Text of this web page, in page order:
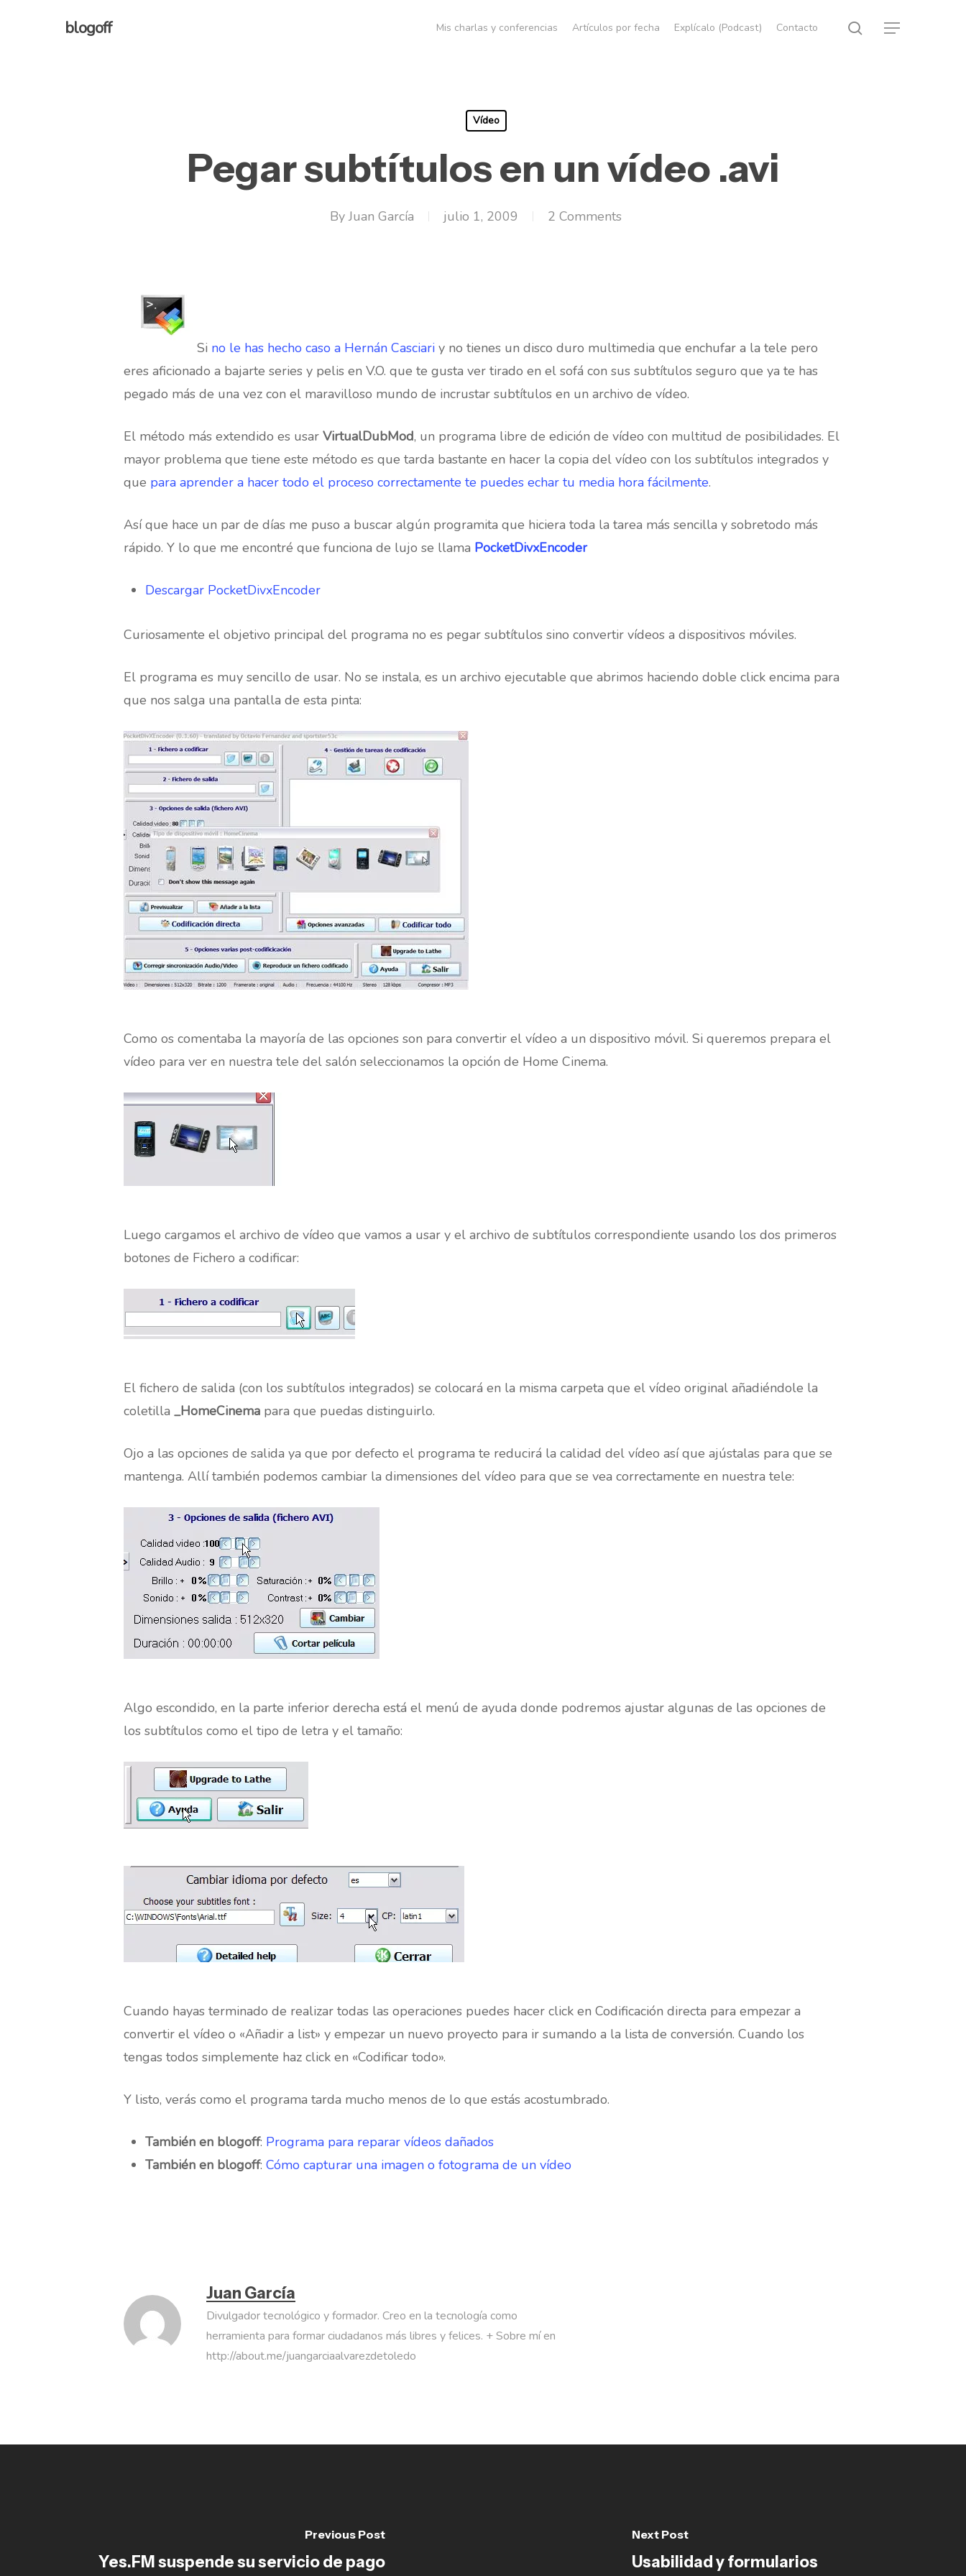
Hit enter to search or ESC to close
blogoff Mis charlas y conferencias Artículos por fecha Explícalo (Podcast) Contacto search
Menu
Vídeo
Pegar subtítulos en un vídeo .avi
By Juan García julio 1, 2009 2 Comments
Si no le has hecho caso a Hernán Casciari y no tienes un disco duro multimedia que enchufar a la tele pero
eres aficionado a bajarte series y pelis en V.O. que te gusta ver tirado en el sofá con sus subtítulos seguro que ya te has
pegado más de una vez con el maravilloso mundo de incrustar subtítulos en un archivo de vídeo.
El método más extendido es usar VirtualDubMod, un programa libre de edición de vídeo con multitud de posibilidades. El
mayor problema que tiene este método es que tarda bastante en hacer la copia del vídeo con los subtítulos integrados y
que para aprender a hacer todo el proceso correctamente te puedes echar tu media hora fácilmente.
Así que hace un par de días me puso a buscar algún programita que hiciera toda la tarea más sencilla y sobretodo más
rápido. Y lo que me encontré que funciona de lujo se llama PocketDivxEncoder
Descargar PocketDivxEncoder
Curiosamente el objetivo principal del programa no es pegar subtítulos sino convertir vídeos a dispositivos móviles.
El programa es muy sencillo de usar. No se instala, es un archivo ejecutable que abrimos haciendo doble click encima para
que nos salga una pantalla de esta pinta:
Como os comentaba la mayoría de las opciones son para convertir el vídeo a un dispositivo móvil. Si queremos prepara el
vídeo para ver en nuestra tele del salón seleccionamos la opción de Home Cinema.
Luego cargamos el archivo de vídeo que vamos a usar y el archivo de subtítulos correspondiente usando los dos primeros
botones de Fichero a codificar:
El fichero de salida (con los subtítulos integrados) se colocará en la misma carpeta que el vídeo original añadiéndole la
coletilla _HomeCinema para que puedas distinguirlo.
Ojo a las opciones de salida ya que por defecto el programa te reducirá la calidad del vídeo así que ajústalas para que se
mantenga. Allí también podemos cambiar la dimensiones del vídeo para que se vea correctamente en nuestra tele:
Algo escondido, en la parte inferior derecha está el menú de ayuda donde podremos ajustar algunas de las opciones de
los subtítulos como el tipo de letra y el tamaño:
Cuando hayas terminado de realizar todas las operaciones puedes hacer click en Codificación directa para empezar a
convertir el vídeo o «Añadir a list» y empezar un nuevo proyecto para ir sumando a la lista de conversión. Cuando los
tengas todos simplemente haz click en «Codificar todo».
Y listo, verás como el programa tarda mucho menos de lo que estás acostumbrado.
También en blogoff: Programa para reparar vídeos dañados
También en blogoff: Cómo capturar una imagen o fotograma de un vídeo
Juan García
Divulgador tecnológico y formador. Creo en la tecnología como
herramienta para formar ciudadanos más libres y felices. + Sobre mí en
http://about.me/juangarciaalvarezdetoledo
Previous Post
Yes.FM suspende su servicio de pago
Next Post
Usabilidad y formularios